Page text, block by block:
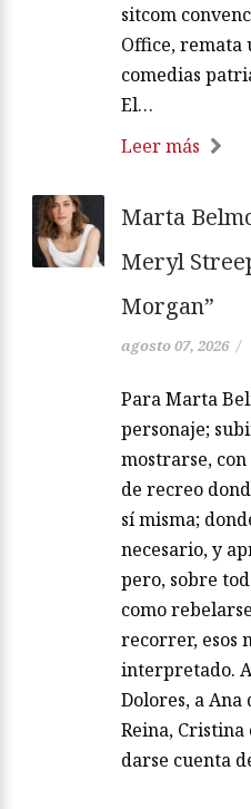
sitcom
Office, remata
comedias
El…
Leer más
Marta
Meryl
Morgan”
agosto 07, 2026 /
Para Marta
personaje;
mostrarse,
de recreo
sí misma;
necesario, y
pero, sobre
como
recorrer, esos
interpretado.
Dolores, a
Reina, Cristina
darse cuenta